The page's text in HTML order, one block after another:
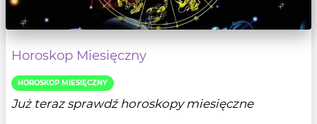
Horoskop Miesięczny
HOROSKOP MIESIĘCZNY
Już teraz sprawdź horoskopy miesięczne